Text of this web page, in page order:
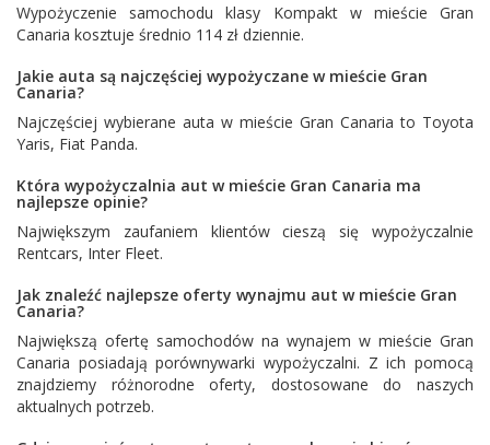
Wypożyczenie samochodu klasy Kompakt w mieście Gran
Canaria kosztuje średnio 114 zł dziennie.
Jakie auta są najczęściej wypożyczane w mieście Gran
Canaria?
Najczęściej wybierane auta w mieście Gran Canaria to Toyota
Yaris, Fiat Panda.
Która wypożyczalnia aut w mieście Gran Canaria ma
najlepsze opinie?
Największym zaufaniem klientów cieszą się wypożyczalnie
Rentcars, Inter Fleet.
Jak znaleźć najlepsze oferty wynajmu aut w mieście Gran
Canaria?
Największą ofertę samochodów na wynajem w mieście Gran
Canaria posiadają porównywarki wypożyczalni. Z ich pomocą
znajdziemy różnorodne oferty, dostosowane do naszych
aktualnych potrzeb.